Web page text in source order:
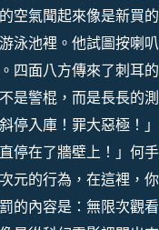
空氣聞起來像是新買
池裡。他試圖按喇
四面八方傳來了刺耳
是警棍，而是長長的
停入庫！罪大惡極！
停在了牆壁上！」何
元的行為，在這裡，
的內容是：無限次觀